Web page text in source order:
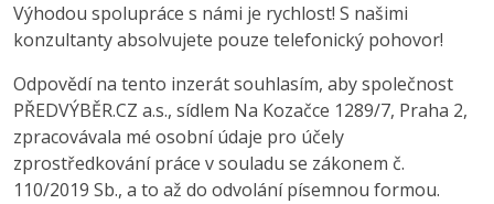
Výhodou spolupráce s námi je rychlost! S našimi
konzultanty absolvujete pouze telefonický pohovor!
Odpovědí na tento inzerát souhlasím, aby společnost
PŘEDVÝBĚR.CZ a.s., sídlem Na Kozačce 1289/7, Praha 2,
zpracovávala mé osobní údaje pro účely
zprostředkování práce v souladu se zákonem č.
110/2019 Sb., a to až do odvolání písemnou formou.